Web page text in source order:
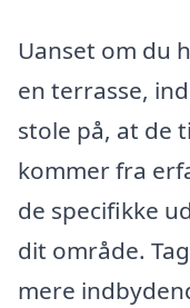
Uanset om du
en terrasse,
stole på, at de
kommer fra
de specifikke
dit område.
mere